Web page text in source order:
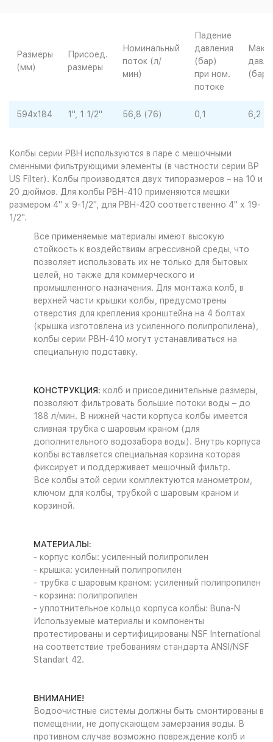
Размеры
(мм)
Присоед.
размеры
Номинальный
поток (л/
мин)
Падение
давления
(бар)
при ном.
потоке
Макс.
(бар)
594x184 1", 1 1/2" 56,8 (76) 0,1 6,2
Колбы серии PBH используются в паре с мешочными
сменными фильтрующими элементы (в частности серии BP
US Filter). Колбы производятся двух типоразмеров – на 10 и
20 дюймов. Для колбы PBH-410 применяются мешки
размером 4" х 9-1/2", для PBH-420 соответственно 4" х 19-
1/2".
Все применяемые материалы имеют высокую
стойкость к воздействиям агрессивной среды, что
позволяет использовать их не только для бытовых
целей, но также для коммерческого и
промышленного назначения. Для монтажа колб, в
верхней части крышки колбы, предусмотрены
отверстия для крепления кронштейна на 4 болтах
(крышка изготовлена из усиленного полипропилена),
колбы серии PBH-410 могут устанавливаться на
специальную подставку.
КОНСТРУКЦИЯ: колб и присоединительные размеры,
позволяют фильтровать большие потоки воды – до
188 л/мин. В нижней части корпуса колбы имеется
сливная трубка с шаровым краном (для
дополнительного водозабора воды). Внутрь корпуса
колбы вставляется специальная корзина которая
фиксирует и поддерживает мешочный фильтр.
Все колбы этой серии комплектуются манометром,
ключом для колбы, трубкой с шаровым краном и
корзиной.
МАТЕРИАЛЫ:
- корпус колбы: усиленный полипропилен
- крышка: усиленный полипропилен
- трубка с шаровым краном: усиленный полипропилен
- корзина: полипропилен
- уплотнительное кольцо корпуса колбы: Buna-N
Используемые материалы и компоненты
протестированы и сертифицированы NSF International
на соответствие требованиям стандарта ANSI/NSF
Standart 42.
ВНИМАНИЕ!
Водоочистные системы должны быть смонтированы в
помещении, не допускающем замерзания воды. В
противном случае возможно повреждение колб и